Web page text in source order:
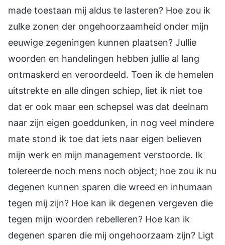
made toestaan mij aldus te lasteren? Hoe zou ik
zulke zonen der ongehoorzaamheid onder mijn
eeuwige zegeningen kunnen plaatsen? Jullie
woorden en handelingen hebben jullie al lang
ontmaskerd en veroordeeld. Toen ik de hemelen
uitstrekte en alle dingen schiep, liet ik niet toe
dat er ook maar een schepsel was dat deelnam
naar zijn eigen goeddunken, in nog veel mindere
mate stond ik toe dat iets naar eigen believen
mijn werk en mijn management verstoorde. Ik
tolereerde noch mens noch object; hoe zou ik nu
degenen kunnen sparen die wreed en inhumaan
tegen mij zijn? Hoe kan ik degenen vergeven die
tegen mijn woorden rebelleren? Hoe kan ik
degenen sparen die mij ongehoorzaam zijn? Ligt